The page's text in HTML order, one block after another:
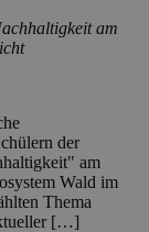
am
der
am
Wald im
Thema
[…]